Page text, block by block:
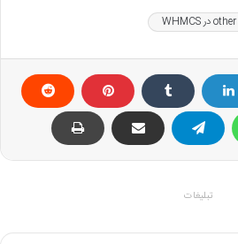
تبلیغات